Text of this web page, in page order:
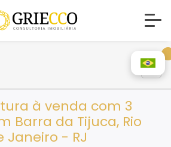
à venda com 3
Barra da Tijuca, Rio
Janeiro - RJ